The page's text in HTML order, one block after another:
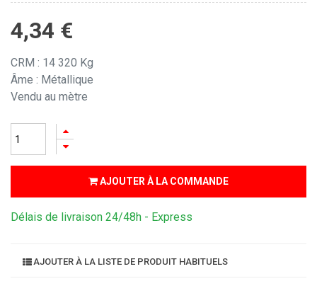
4,34 €
CRM : 14 320 Kg
Âme : Métallique
Vendu au mètre
AJOUTER À LA COMMANDE
Délais de livraison 24/48h - Express
AJOUTER À LA LISTE DE PRODUIT HABITUELS